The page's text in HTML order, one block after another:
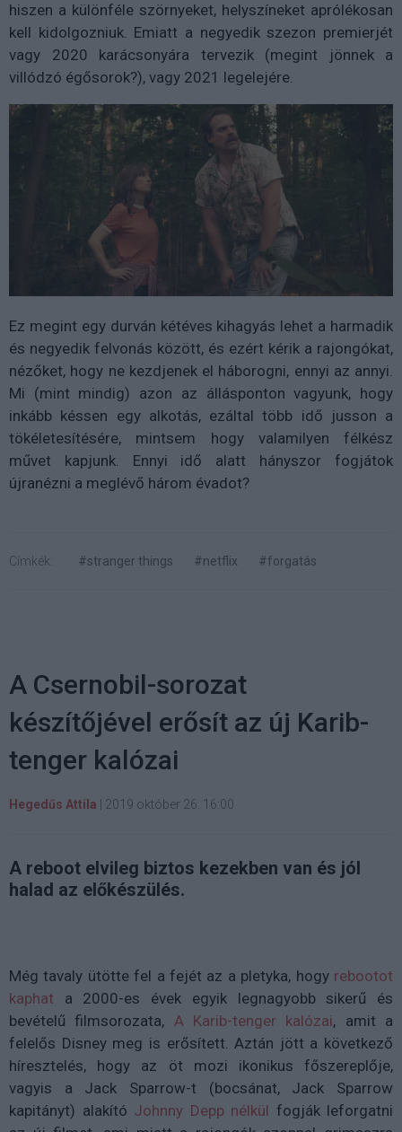
hiszen a különféle szörnyeket, helyszíneket aprólékosan
kell kidolgozniuk. Emiatt a negyedik szezon premierjét
vagy 2020 karácsonyára tervezik (megint jönnek a
villódzó égősorok?), vagy 2021 legelejére.
Ez megint egy durván kétéves kihagyás lehet a harmadik
és negyedik felvonás között, és ezért kérik a rajongókat,
nézőket, hogy ne kezdjenek el háborogni, ennyi az annyi.
Mi (mint mindig) azon az állásponton vagyunk, hogy
inkább késsen egy alkotás, ezáltal több idő jusson a
tökéletesítésére, mintsem hogy valamilyen félkész
művet kapjunk. Ennyi idő alatt hányszor fogjátok
újranézni a meglévő három évadot?
Címkék: #stranger things #netflix #forgatás
A Csernobil-sorozat
készítőjével erősít az új Karib-
tenger kalózai
Hegedűs Attila 2019 október 26. 16:00
A reboot elvileg biztos kezekben van és jól
halad az előkészülés.
Még tavaly ütötte fel a fejét az a pletyka, hogy rebootot
kaphat a 2000-es évek egyik legnagyobb sikerű és
bevételű filmsorozata, A Karib-tenger kalózai, amit a
felelős Disney meg is erősített. Aztán jött a következő
híresztelés, hogy az öt mozi ikonikus főszereplője,
vagyis a Jack Sparrow-t (bocsánat, Jack Sparrow
kapitányt) alakító Johnny Depp nélkül fogják leforgatni